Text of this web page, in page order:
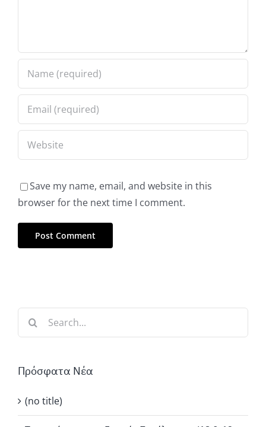
Save my name, email, and website in this
browser for the next time I comment.
Search
Πρόσφατα Νέα
(no title)